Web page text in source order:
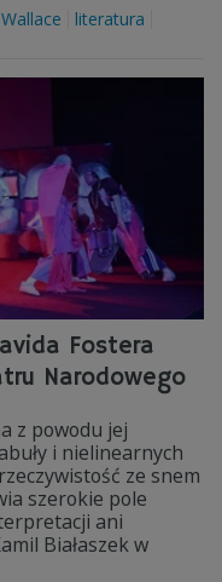
literatura
Fostera
Narodowego
z powodu jej
i nielinearnych
ze snem
szerokie pole
ani
Białaszek w